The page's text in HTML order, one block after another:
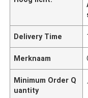
Delivery Time
Merknaam
Minimum Order Q
uantity